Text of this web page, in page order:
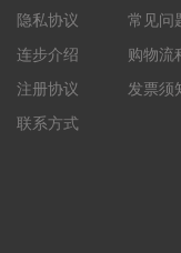
隐私协议
连步介绍
注册协议
联系方式
常见问
购物流
发票须